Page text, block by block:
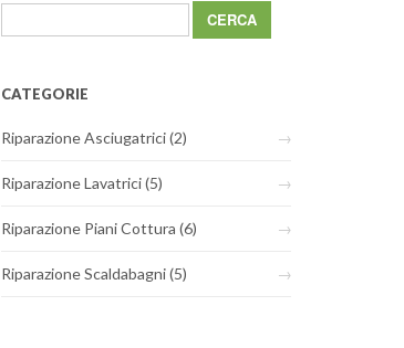
CATEGORIE
Riparazione Asciugatrici(2)
Riparazione Lavatrici(5)
Riparazione Piani Cottura (6)
Riparazione Scaldabagni(5)